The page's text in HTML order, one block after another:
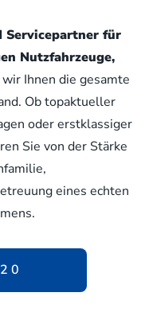
für
Nutzfahrzeuge,
Ihnen die gesamte
Ob topaktueller
oder erstklassiger
Sie von der Stärke
eines echten
0